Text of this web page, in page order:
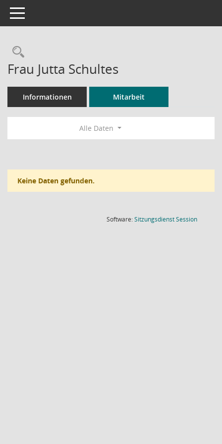
Toggle navigation
Rechercheauswahl
Frau Jutta Schultes
Informationen Mitarbeit
Alle Daten
Keine Daten gefunden.
Software:SitzungsdienstSession(Wird in